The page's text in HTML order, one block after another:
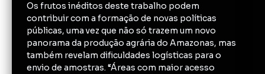
Os frutos inéditos deste trabalho podem
contribuir com a formação de novas políticas
públicas, uma vez que não só trazem um novo
panorama da produção agrária do Amazonas, mas
também revelam dificuldades logísticas para o
envio de amostras. “Áreas com maior acesso